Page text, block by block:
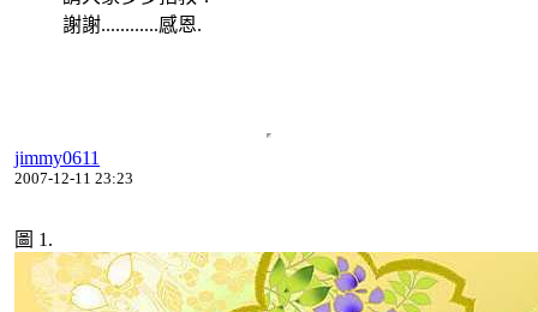
謝謝............感恩.
jimmy0611
2007-12-11 23:23
圖 1.